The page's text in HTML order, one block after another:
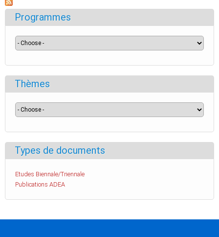
Programmes
Thèmes
Types de documents
Etudes Biennale/Triennale
Publications ADEA